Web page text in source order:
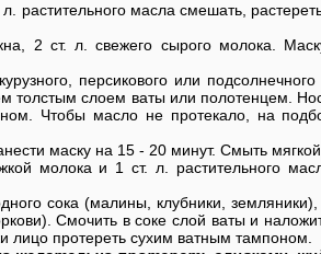
растительного масла смешать,
2 ст. л. свежего сырого молока.
персикового или
толстым слоем ваты или полотенцем.
Чтобы масло не протекало, на
маску на 15 - 20 минут. Смыть
молока и 1 ст. л. растительного
сока (малины, клубники,
Смочить в соке слой ваты и
лицо протереть сухим ватным тампоном.